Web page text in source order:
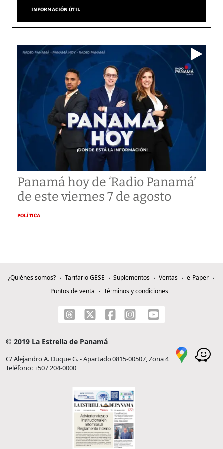
INFORMACIÓN ÚTIL
Panamá hoy de ‘Radio Panamá’
de este viernes 7 de agosto
POLÍTICA
¿Quiénes somos? Tarifario GESE Suplementos Ventas
e-Paper
Puntos de venta
Términos y condiciones
© 2019 La Estrella de Panamá
C/ Alejandro A. Duque G. - Apartado 0815-00507, Zona 4
Teléfono: +507 204-0000